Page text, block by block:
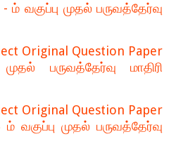
வகுப்பு முதல் பருவத்தேர்வு
Original Question Paper
பருவத்தேர்வு மாதிரி
Original Question Paper
வகுப்பு முதல் பருவத்தேர்வு